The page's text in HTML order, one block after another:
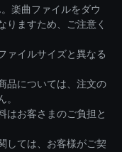
楽曲ファイルをダウ
りますため、ご注意く
ァイルサイズと異なる
品については、注文の
はお客さまのご負担と
しては、お客様がご契